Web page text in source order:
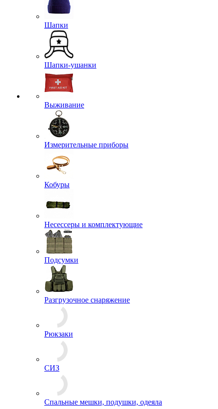
Шапки
Шапки-ушанки
Выживание
Измерительные приборы
Кобуры
Несессеры и комплектующие
Подсумки
Разгрузочное снаряжение
Рюкзаки
СИЗ
Спальные мешки, подушки, одеяла